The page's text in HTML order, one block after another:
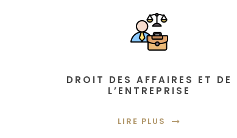
DROIT DES AFFAIRES ET DE
L’ENTREPRISE
LIRE PLUS